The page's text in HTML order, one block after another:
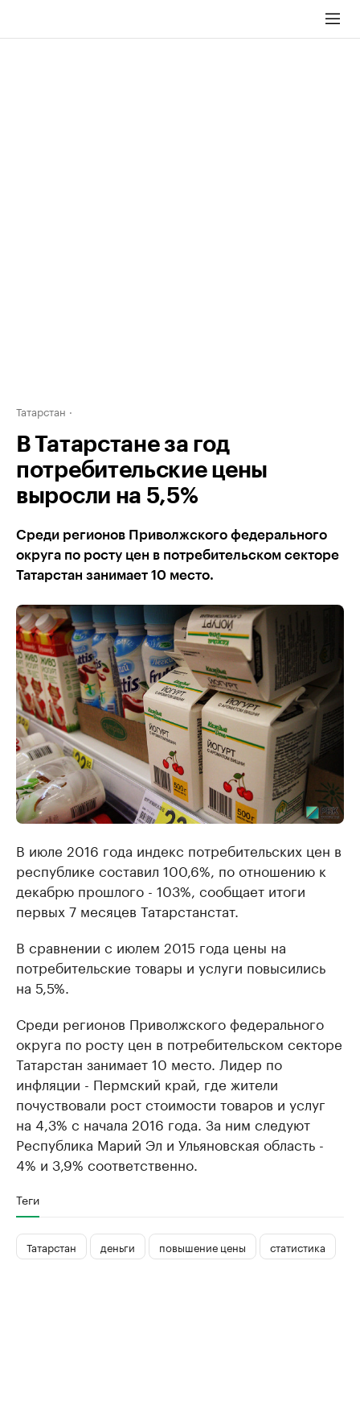
Татарстан
В Татарстане за год
потребительские цены
выросли на 5,5%
Среди регионов Приволжского федерального
округа по росту цен в потребительском секторе
Татарстан занимает 10 место.
В июле 2016 года индекс потребительских цен в
республике составил 100,6%, по отношению к
декабрю прошлого - 103%, сообщает итоги
первых 7 месяцев Татарстанстат.
В сравнении с июлем 2015 года цены на
потребительские товары и услуги повысились
на 5,5%.
Среди регионов Приволжского федерального
округа по росту цен в потребительском секторе
Татарстан занимает 10 место. Лидер по
инфляции - Пермский край, где жители
почуствовали рост стоимости товаров и услуг
на 4,3% с начала 2016 года. За ним следуют
Республика Марий Эл и Ульяновская область -
4% и 3,9% соответственно.
Теги
Татарстан деньги повышение цены статистика